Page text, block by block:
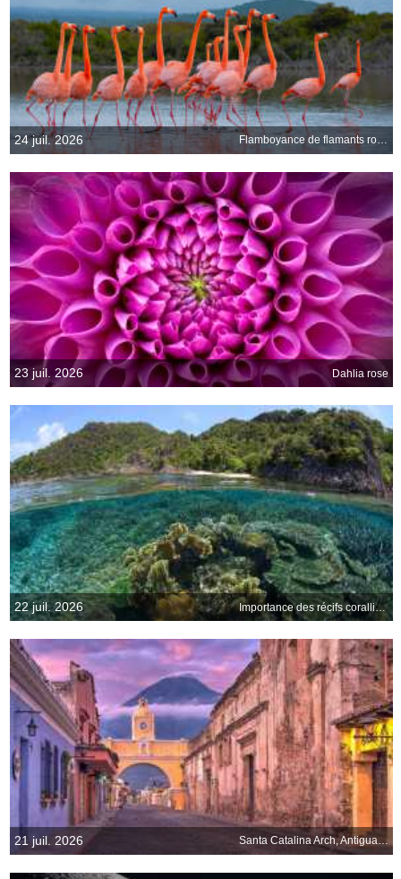
24 juil. 2026 Flamboyance de flamants roses
23 juil. 2026 Dahlia rose
22 juil. 2026 Importance des récifs coralliens
21 juil. 2026 Santa Catalina Arch, Antigua, Guatemala